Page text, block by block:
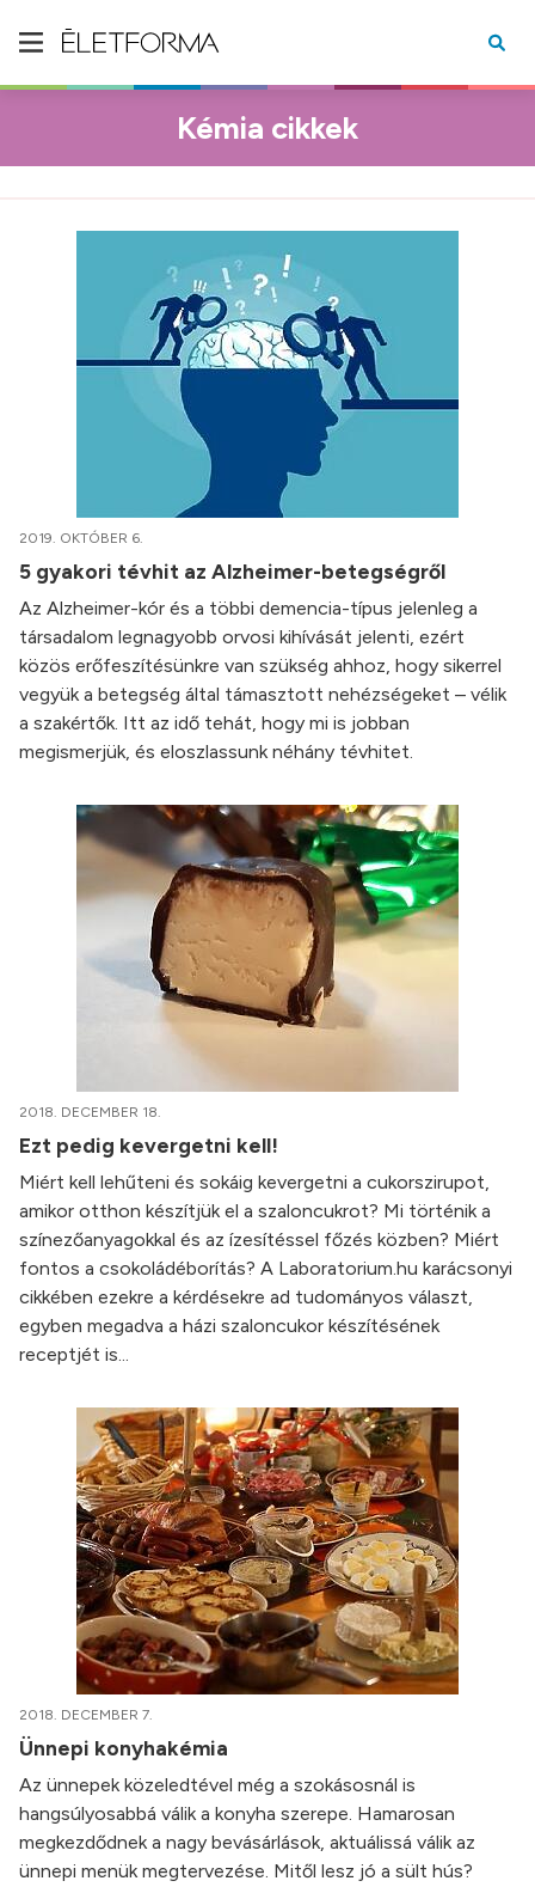
Kémia cikkek
2019. OKTÓBER 6.
5 gyakori tévhit az Alzheimer-betegségről
Az Alzheimer-kór és a többi demencia-típus jelenleg a
társadalom legnagyobb orvosi kihívását jelenti, ezért
közös erőfeszítésünkre van szükség ahhoz, hogy sikerrel
vegyük a betegség által támasztott nehézségeket – vélik
a szakértők. Itt az idő tehát, hogy mi is jobban
megismerjük, és eloszlassunk néhány tévhitet.
2018. DECEMBER 18.
Ezt pedig kevergetni kell!
Miért kell lehűteni és sokáig kevergetni a cukorszirupot,
amikor otthon készítjük el a szaloncukrot? Mi történik a
színezőanyagokkal és az ízesítéssel főzés közben? Miért
fontos a csokoládéborítás? A Laboratorium.hu karácsonyi
cikkében ezekre a kérdésekre ad tudományos választ,
egyben megadva a házi szaloncukor készítésének
receptjét is...
2018. DECEMBER 7.
Ünnepi konyhakémia
Az ünnepek közeledtével még a szokásosnál is
hangsúlyosabbá válik a konyha szerepe. Hamarosan
megkezdődnek a nagy bevásárlások, aktuálissá válik az
ünnepi menük megtervezése. Mitől lesz jó a sült hús?